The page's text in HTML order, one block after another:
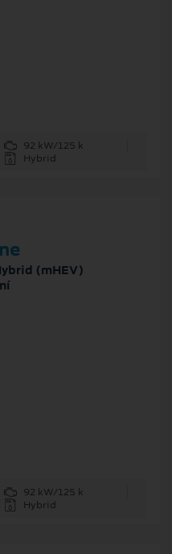
92 kW/125 k
Hybrid
(mHEV)
92 kW/125 k
Hybrid